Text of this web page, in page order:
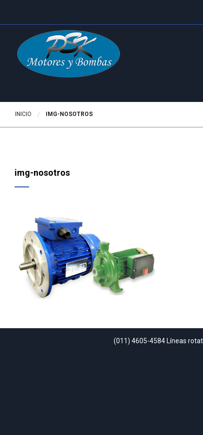
INICIO ACTUALMENTE:
IMG-NOSOTROS
img-nosotros
(011) 4605-4584 Líneas